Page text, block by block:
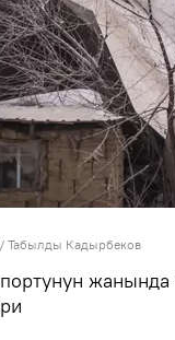
Табылды Кадырбеков